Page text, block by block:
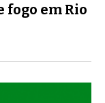
fogo em Rio